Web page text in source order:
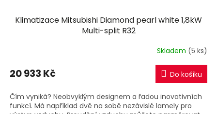
Klimatizace Mitsubishi Diamond pearl white 1,8kW
Multi-split R32
Skladem (5 ks)
20 933 Kč Do košíku
Čím vyniká? Neobvyklým designem a řadou inovativních
funkcí. Má například dvě na sobě nezávislé lamely pro